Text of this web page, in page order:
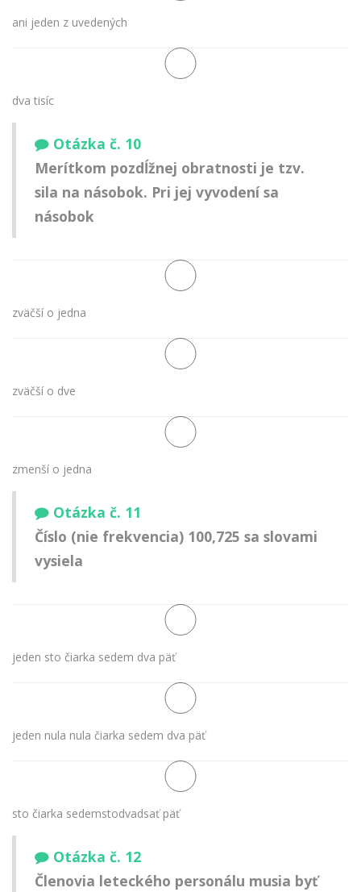
ani jeden z uvedených
dva tisíc
Otázka č. 10
Merítkom pozdĺžnej obratnosti je tzv.
sila na násobok. Pri jej vyvodení sa
násobok
zväčší o jedna
zväčší o dve
zmenší o jedna
Otázka č. 11
Číslo (nie frekvencia) 100,725 sa slovami
vysiela
jeden sto čiarka sedem dva päť
jeden nula nula čiarka sedem dva päť
sto čiarka sedemstodvadsať päť
Otázka č. 12
Členovia leteckého personálu musia byť